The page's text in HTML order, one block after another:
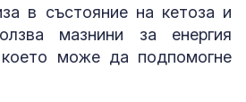
в състояние на кетоза и
мазнини за енергия
може да подпомогне